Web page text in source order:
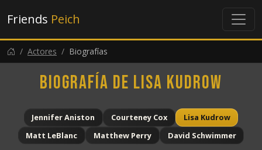
Friends Peich
Actores Biografías
Biografía de Lisa Kudrow
Jennifer Aniston Courteney Cox
Lisa Kudrow
Matt LeBlanc
Matthew Perry David Schwimmer